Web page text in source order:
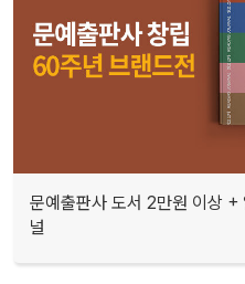
문예출판사 도서 2만원 이상 +
널